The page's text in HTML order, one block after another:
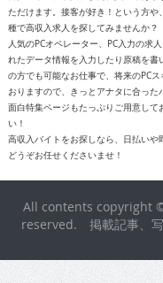
ただけます。接客が好き！という方
種で高収入求人を探してみませんか？
人気のPCオペレーター、PC入力の求
れたデータ情報を入力したり原稿を
の方でも可能なお仕事で、将来のPC
おりますので、きっとアナタに合った
面白特集ページもたっぷりご用意し
い！
高収入バイトをお探しなら、日払い
どうぞお任せくださいませ！
All contents copyright
reserved. 掲載記事、写